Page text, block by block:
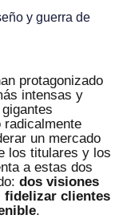
protagonizado
intensas y
un mercado
los titulares y los
a estas dos
dos visiones
fidelizar clientes
.